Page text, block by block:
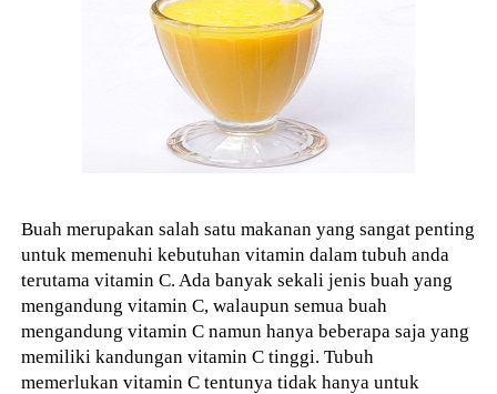
Buah merupakan salah satu makanan yang sangat penting
untuk memenuhi kebutuhan vitamin dalam tubuh anda
terutama vitamin C. Ada banyak sekali jenis buah yang
mengandung vitamin C, walaupun semua buah
mengandung vitamin C namun hanya beberapa saja yang
memiliki kandungan vitamin C tinggi. Tubuh
memerlukan vitamin C tentunya tidak hanya untuk